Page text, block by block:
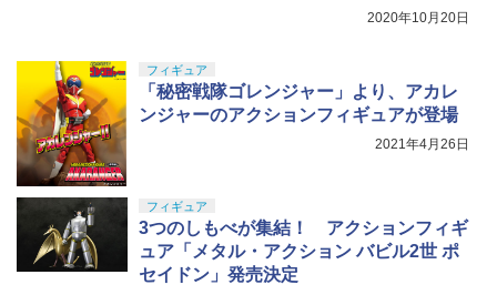
2020年10月20日
フィギュア
「秘密戦隊ゴレンジャー」より、アカレ
ンジャーのアクションフィギュアが登場
2021年4月26日
フィギュア
3つのしもべが集結！ アクションフィギ
ュア「メタル・アクション バビル2世 ポ
セイドン」発売決定